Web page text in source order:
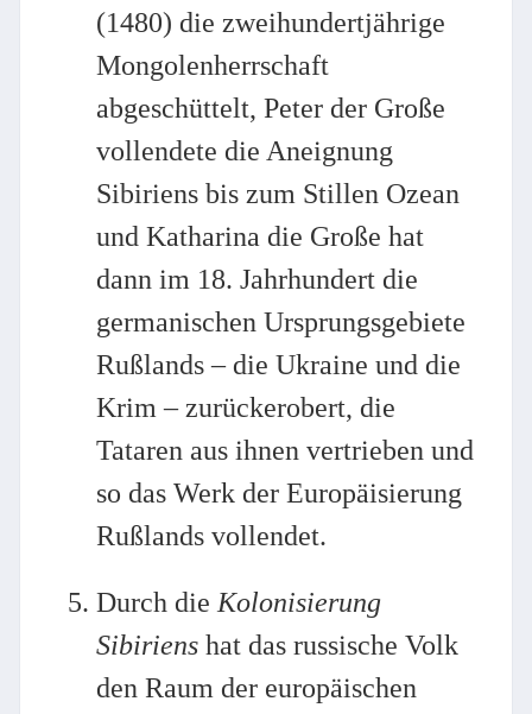
(1480) die zweihundertjährige
Mongolenherrschaft
abgeschüttelt, Peter der Große
vollendete die Aneignung
Sibiriens bis zum Stillen Ozean
und Katharina die Große hat
dann im 18. Jahrhundert die
germanischen Ursprungsgebiete
Rußlands – die Ukraine und die
Krim – zurückerobert, die
Tataren aus ihnen vertrieben und
so das Werk der Europäisierung
Rußlands vollendet.
Durch die Kolonisierung
Sibiriens hat das russische Volk
den Raum der europäischen